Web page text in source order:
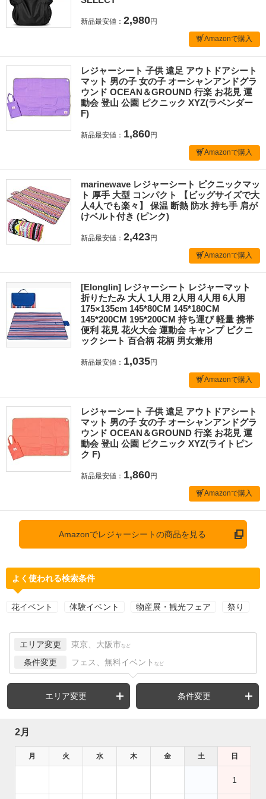
新品最安値： 2,980円
Amazonで購入
レジャーシート 子供 遠足 アウトドアシート
マット 男の子 女の子 オーシャンアンドグラ
ウンド OCEAN＆GROUND 行楽 お花見 運
動会 登山 公園 ピクニック XYZ(ラベンダー
F)
新品最安値： 1,860円
Amazonで購入
marinewave レジャーシート ピクニックマッ
ト 厚手 大型 コンパクト 【ビッグサイズで大
人4人でも楽々】 保温 断熱 防水 持ち手 肩が
けベルト付き (ピンク)
新品最安値： 2,423円
Amazonで購入
[Elonglin] レジャーシート レジャーマット
折りたたみ 大人 1人用 2人用 4人用 6人用
175×135cm 145*80CM 145*180CM
145*200CM 195*200CM 持ち運び 軽量 携帯
便利 花見 花火大会 運動会 キャンプ ピクニ
ックシート 百合柄 花柄 男女兼用
新品最安値： 1,035円
Amazonで購入
レジャーシート 子供 遠足 アウトドアシート
マット 男の子 女の子 オーシャンアンドグラ
ウンド OCEAN＆GROUND 行楽 お花見 運
動会 登山 公園 ピクニック XYZ(ライトピン
ク F)
新品最安値： 1,860円
Amazonで購入
Amazonでレジャーシートの商品を見る
よく使われる検索条件
花イベント 体験イベント 物産展・観光フェア 祭り
エリア変更 東京、大阪市 など
条件変更 フェス、無料イベント など
エリア変更 条件変更
2月
月 火 水 木 金 土 日
1